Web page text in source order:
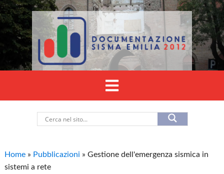
Home » Pubblicazioni »Gestione dell'emergenza sismica in
sistemi a rete